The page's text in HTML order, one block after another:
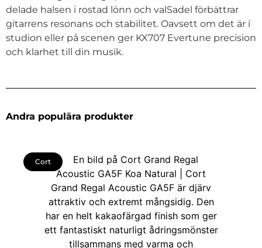
delade halsen i rostad lönn och valSadel förbättrar
gitarrens resonans och stabilitet. Oavsett om det är i
studion eller på scenen ger KX707 Evertune precision
och klarhet till din musik.
Andra populära produkter
Cort